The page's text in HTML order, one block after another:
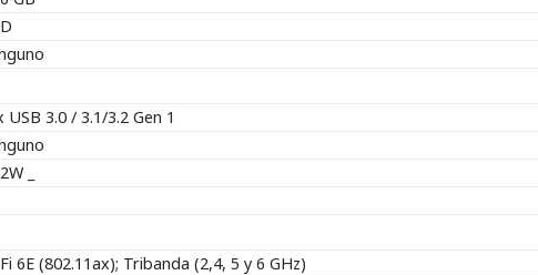
USB 3.0 / 3.1/3.2 Gen 1
_
6E (802.11ax); Tribanda (2,4, 5 y 6 GHz)